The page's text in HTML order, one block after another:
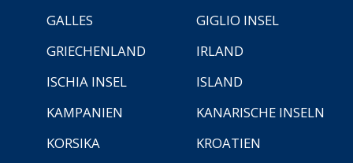
GALLES
GIGLIO INSEL
GRIECHENLAND
IRLAND
ISCHIA INSEL
ISLAND
KAMPANIEN
KANARISCHE INSELN
KORSIKA
KROATIEN